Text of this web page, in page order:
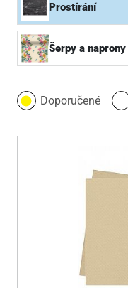
Prostírání
Šerpy a naprony
Doporučené